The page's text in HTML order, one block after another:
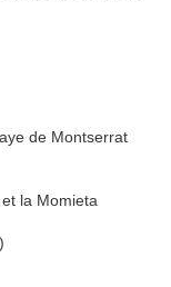
de Montserrat
la Momieta